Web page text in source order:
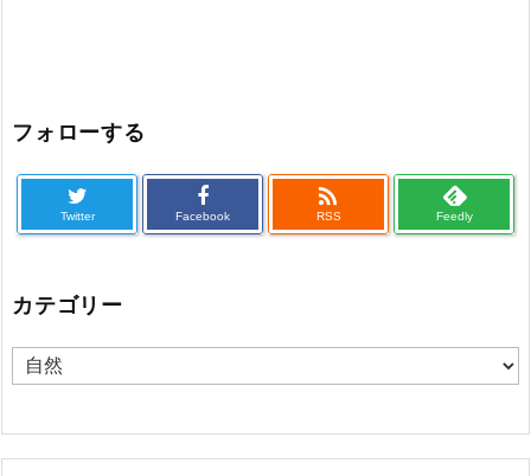
フォローする
Twitter Facebook

RSS Feedly
カテゴリー
カ
ゴ